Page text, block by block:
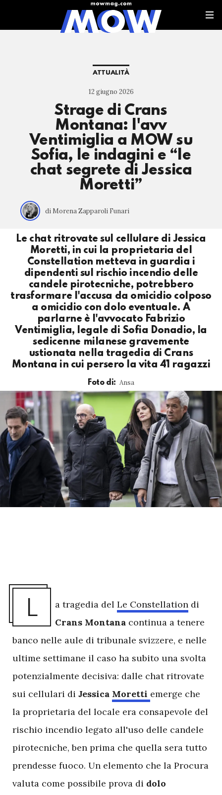
ATTUALITÀ
12 giugno 2026
Strage di Crans
Montana: l'avv
Ventimiglia a MOW su
Sofia, le indagini e “le
chat segrete di Jessica
Moretti”
di Morena Zapparoli Funari
Le chat ritrovate sul cellulare di Jessica
Moretti, in cui la proprietaria del
Constellation metteva in guardia i
dipendenti sul rischio incendio delle
candele pirotecniche, potrebbero
trasformare l'accusa da omicidio colposo
a omicidio con dolo eventuale. A
parlarne è l'avvocato Fabrizio
Ventimiglia, legale di Sofia Donadio, la
sedicenne milanese gravemente
ustionata nella tragedia di Crans
Montana in cui persero la vita 41 ragazzi
Foto di: Ansa
L a tragedia del Le Constellation di
Crans Montana continua a tenere
banco nelle aule di tribunale svizzere, e nelle
ultime settimane il caso ha subito una svolta
potenzialmente decisiva: dalle chat ritrovate
sui cellulari di Jessica Moretti emerge che
la proprietaria del locale era consapevole del
rischio incendio legato all'uso delle candele
pirotecniche, ben prima che quella sera tutto
prendesse fuoco. Un elemento che la Procura
valuta come possibile prova di dolo